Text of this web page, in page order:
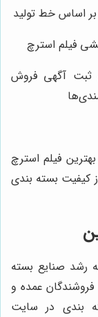
اساس خط تولید
فیلم استرچ
ثبت آگهی فروش
فیلم استرچ
کیفیت بسته بندی
رشد صنایع بسته
عمده و
بندی در سایت